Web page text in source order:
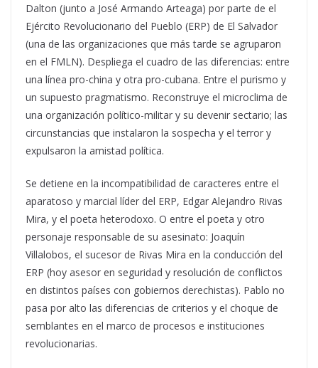
Dalton (junto a José Armando Arteaga) por parte de el
Ejército Revolucionario del Pueblo (ERP) de El Salvador
(una de las organizaciones que más tarde se agruparon
en el FMLN). Despliega el cuadro de las diferencias: entre
una línea pro-china y otra pro-cubana. Entre el purismo y
un supuesto pragmatismo. Reconstruye el microclima de
una organización político-militar y su devenir sectario; las
circunstancias que instalaron la sospecha y el terror y
expulsaron la amistad política.
Se detiene en la incompatibilidad de caracteres entre el
aparatoso y marcial líder del ERP, Edgar Alejandro Rivas
Mira, y el poeta heterodoxo. O entre el poeta y otro
personaje responsable de su asesinato: Joaquín
Villalobos, el sucesor de Rivas Mira en la conducción del
ERP (hoy asesor en seguridad y resolución de conflictos
en distintos países con gobiernos derechistas). Pablo no
pasa por alto las diferencias de criterios y el choque de
semblantes en el marco de procesos e instituciones
revolucionarias.